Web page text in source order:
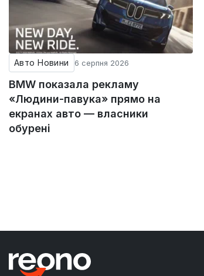
Авто Новини 6 серпня 2026
BMW показала рекламу
«Людини-павука» прямо на
екранах авто — власники
обурені